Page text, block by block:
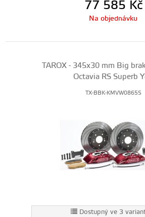
77 585 Kč
Na objednávku
TAROX - 345x30 mm Big
Octavia RS Superb
TX-BBK-KMVW0865S
Dostupný ve 3